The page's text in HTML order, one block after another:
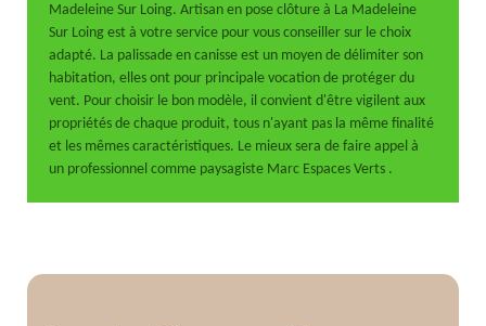
Madeleine Sur Loing. Artisan en pose clôture à La Madeleine
Sur Loing est à votre service pour vous conseiller sur le choix
adapté. La palissade en canisse est un moyen de délimiter son
habitation, elles ont pour principale vocation de protéger du
vent. Pour choisir le bon modèle, il convient d'être vigilent aux
propriétés de chaque produit, tous n'ayant pas la même finalité
et les mêmes caractéristiques. Le mieux sera de faire appel à
un professionnel comme paysagiste Marc Espaces Verts .